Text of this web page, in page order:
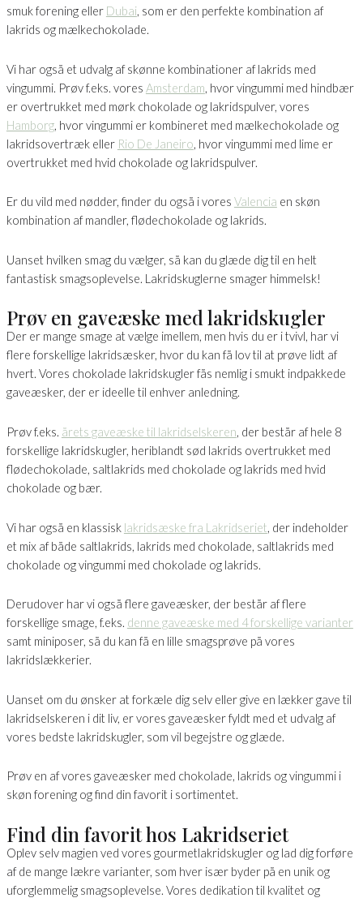
smuk forening eller Dubai, som er den perfekte kombination af
lakrids og mælkechokolade.
Vi har også et udvalg af skønne kombinationer af lakrids med
vingummi. Prøv f.eks. vores Amsterdam, hvor vingummi med hindbær
er overtrukket med mørk chokolade og lakridspulver, vores
Hamborg, hvor vingummi er kombineret med mælkechokolade og
lakridsovertræk eller Rio De Janeiro, hvor vingummi med lime er
overtrukket med hvid chokolade og lakridspulver.
Er du vild med nødder, finder du også i vores Valencia en skøn
kombination af mandler, flødechokolade og lakrids.
Uanset hvilken smag du vælger, så kan du glæde dig til en helt
fantastisk smagsoplevelse. Lakridskuglerne smager himmelsk!
Prøv en gaveæske med lakridskugler
Der er mange smage at vælge imellem, men hvis du er i tvivl, har vi
flere forskellige lakridsæsker, hvor du kan få lov til at prøve lidt af
hvert. Vores chokolade lakridskugler fås nemlig i smukt indpakkede
gaveæsker, der er ideelle til enhver anledning.
Prøv f.eks. årets gaveæske til lakridselskeren, der består af hele 8
forskellige lakridskugler, heriblandt sød lakrids overtrukket med
flødechokolade, saltlakrids med chokolade og lakrids med hvid
chokolade og bær.
Vi har også en klassisk lakridsæske fra Lakridseriet, der indeholder
et mix af både saltlakrids, lakrids med chokolade, saltlakrids med
chokolade og vingummi med chokolade og lakrids.
Derudover har vi også flere gaveæsker, der består af flere
forskellige smage, f.eks. denne gaveæske med 4 forskellige varianter
samt miniposer, så du kan få en lille smagsprøve på vores
lakridslækkerier.
Uanset om du ønsker at forkæle dig selv eller give en lækker gave til
lakridselskeren i dit liv, er vores gaveæsker fyldt med et udvalg af
vores bedste lakridskugler, som vil begejstre og glæde.
Prøv en af vores gaveæsker med chokolade, lakrids og vingummi i
skøn forening og find din favorit i sortimentet.
Find din favorit hos Lakridseriet
Oplev selv magien ved vores gourmetlakridskugler og lad dig forføre
af de mange lækre varianter, som hver især byder på en unik og
uforglemmelig smagsoplevelse. Vores dedikation til kvalitet og